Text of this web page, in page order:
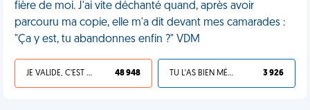
fière de moi. J'ai vite déchanté quand, après avoir
parcouru ma copie, elle m'a dit devant mes camarades :
"Ça y est, tu abandonnes enfin ?" VDM
JE VALIDE, C'EST UNE VDM 48 948 TU L'AS BIEN MÉRITÉ 3 926